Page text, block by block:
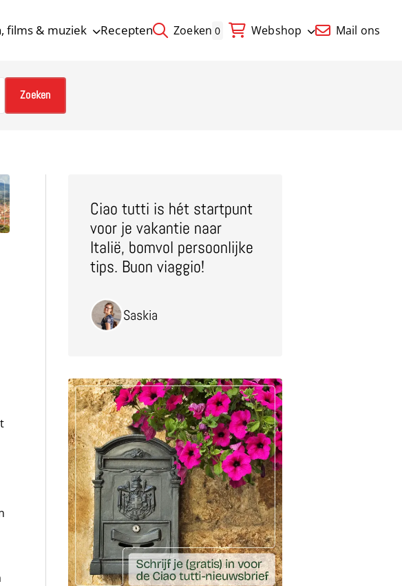
films & muziek Recepten Zoeken 0 Webshop Mail ons
Ciao tutti is hét startpunt
voor je vakantie naar
Italië, bomvol persoonlijke
tips. Buon viaggio!
Saskia